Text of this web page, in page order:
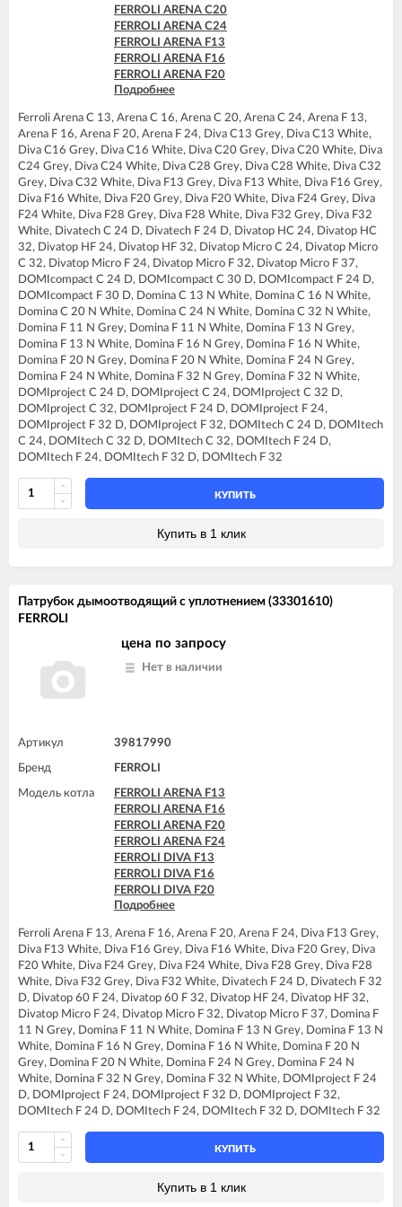
FERROLI ARENA C20
FERROLI ARENA C24
FERROLI ARENA F13
FERROLI ARENA F16
FERROLI ARENA F20
FERROLI ARENA F24
FERROLI BLUEHELIX PRO 32 C
FERROLI BLUEHELIX TECH 18A-E
FERROLI BLUEHELIX TECH 25 A
FERROLI BLUEHELIX TECH 25A-E
FERROLI BLUEHELIX TECH 25C
FERROLI BLUEHELIX TECH 35 A
FERROLI BLUEHELIX TECH 35A-E
FERROLI BLUEHELIX TECH 35C
FERROLI DIVA C13
FERROLI DIVA C16
FERROLI DIVA C20
FERROLI DIVA C24
FERROLI DIVA C28
FERROLI DIVA C32
FERROLI DIVA F13
FERROLI DIVA F16
FERROLI DIVA F20
FERROLI DIVA F24
FERROLI DIVA F28
FERROLI DIVA F32
FERROLI DIVA F37
FERROLI DIVA HC24
FERROLI DIVA HF24
FERROLI DIVA HF32
FERROLI DIVAproject F24
FERROLI DIVAtech C24 D
FERROLI DIVAtech C32 D
FERROLI DIVAtop C32
FERROLI DIVAtop F32
FERROLI DIVAtop HC24
FERROLI DIVAtop Low Nox C24
FERROLI DIVAtop Low Nox F24
FERROLI DIVAtop Low Nox F32
FERROLI DIVAtop micro C24
FERROLI DIVAtop micro C32
FERROLI DIVAtop micro F24
FERROLI DIVAtop micro F32
FERROLI DIVAtop micro F37
FERROLI DIVAtop micro LN C24
FERROLI DIVAtop micro LN C32
FERROLI DIVAtop micro LN F24
FERROLI DIVAtop micro LN F32
FERROLI DIVAtop ST C24
FERROLI DIVAtop ST C32
FERROLI DIVAtop ST F24
FERROLI DIVAtop ST F32
FERROLI DOMIcompact C24
FERROLI DOMIcompact C30
FERROLI DOMIcompact C30 D
FERROLI DOMIcompact F24
FERROLI DOMIcompact F24 B
FERROLI DOMIcompact F24 D
FERROLI DOMIcompact F30
FERROLI DOMINA C20 N
Подробнее
Ferroli Arena C 13, Arena C 16, Arena C 20, Arena C 24, Arena F 13,
Arena F 16, Arena F 20, Arena F 24, Diva C13 Grey, Diva C13 White,
Diva C16 Grey, Diva C16 White, Diva C20 Grey, Diva C20 White, Diva
C24 Grey, Diva C24 White, Diva C28 Grey, Diva C28 White, Diva C32
Grey, Diva C32 White, Diva F13 Grey, Diva F13 White, Diva F16 Grey,
Diva F16 White, Diva F20 Grey, Diva F20 White, Diva F24 Grey, Diva
F24 White, Diva F28 Grey, Diva F28 White, Diva F32 Grey, Diva F32
White, Divatech C 24 D, Divatech F 24 D, Divatop HC 24, Divatop HC
32, Divatop HF 24, Divatop HF 32, Divatop Micro C 24, Divatop Micro
C 32, Divatop Micro F 24, Divatop Micro F 32, Divatop Micro F 37,
DOMIcompact C 24 D, DOMIcompact C 30 D, DOMIcompact F 24 D,
DOMIcompact F 30 D, Domina C 13 N White, Domina C 16 N White,
Domina C 20 N White, Domina C 24 N White, Domina C 32 N White,
Domina F 11 N Grey, Domina F 11 N White, Domina F 13 N Grey,
Domina F 13 N White, Domina F 16 N Grey, Domina F 16 N White,
Domina F 20 N Grey, Domina F 20 N White, Domina F 24 N Grey,
Domina F 24 N White, Domina F 32 N Grey, Domina F 32 N White,
DOMIproject C 24 D, DOMIproject C 24, DOMIproject C 32 D,
DOMIproject C 32, DOMIproject F 24 D, DOMIproject F 24,
DOMIproject F 32 D, DOMIproject F 32, DOMItech C 24 D, DOMItech
C 24, DOMItech C 32 D, DOMItech C 32, DOMItech F 24 D,
DOMItech F 24, DOMItech F 32 D, DOMItech F 32
КУПИТЬ
Купить в 1 клик
Патрубок дымоотводящий с уплотнением (33301610)
FERROLI
цена по запросу
Нет в наличии
Артикул 39817990
Бренд FERROLI
Модель котла
FERROLI ARENA F13
FERROLI ARENA F16
FERROLI ARENA F20
FERROLI ARENA F24
FERROLI DIVA F13
FERROLI DIVA F16
FERROLI DIVA F20
FERROLI DIVA F24
FERROLI DIVA F32
FERROLI DIVA F37
FERROLI DIVA HF24
FERROLI DIVA HF32
FERROLI DIVAproject F24
FERROLI DIVAtech D F24
FERROLI DIVAtech D F32
FERROLI DIVAtech D F37
FERROLI DIVAtech D HF24
FERROLI DIVAtech D HF32
FERROLI DIVAtech F24 D
FERROLI DIVAtech F32 D
FERROLI DIVAtop 60 F24
FERROLI DIVAtop 60 F32
FERROLI DIVAtop F24
FERROLI DIVAtop F32
FERROLI DIVAtop F37
Подробнее
Ferroli Arena F 13, Arena F 16, Arena F 20, Arena F 24, Diva F13 Grey,
Diva F13 White, Diva F16 Grey, Diva F16 White, Diva F20 Grey, Diva
F20 White, Diva F24 Grey, Diva F24 White, Diva F28 Grey, Diva F28
White, Diva F32 Grey, Diva F32 White, Divatech F 24 D, Divatech F 32
D, Divatop 60 F 24, Divatop 60 F 32, Divatop HF 24, Divatop HF 32,
Divatop Micro F 24, Divatop Micro F 32, Divatop Micro F 37, Domina F
11 N Grey, Domina F 11 N White, Domina F 13 N Grey, Domina F 13 N
White, Domina F 16 N Grey, Domina F 16 N White, Domina F 20 N
Grey, Domina F 20 N White, Domina F 24 N Grey, Domina F 24 N
White, Domina F 32 N Grey, Domina F 32 N White, DOMIproject F 24
D, DOMIproject F 24, DOMIproject F 32 D, DOMIproject F 32,
DOMItech F 24 D, DOMItech F 24, DOMItech F 32 D, DOMItech F 32
КУПИТЬ
Купить в 1 клик